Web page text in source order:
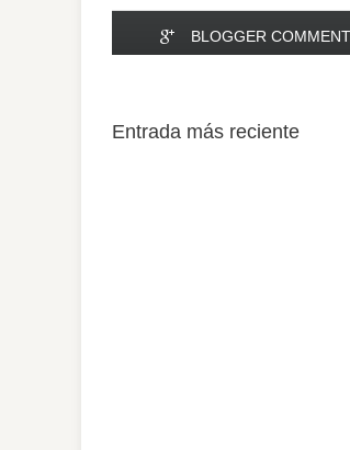
BLOGGER COMMENT
Entrada más reciente